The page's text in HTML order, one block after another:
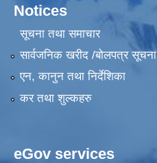
Notices
सूचना तथा समाचार
सार्वजनिक खरीद /बोलपत्र सूचना
एन, कानुन तथा निर्देशिका
कर तथा शुल्कहरु
eGov services